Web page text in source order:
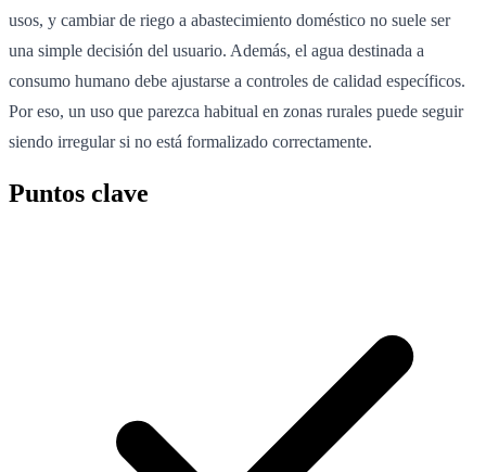
usos, y cambiar de riego a abastecimiento doméstico no suele ser
una simple decisión del usuario. Además, el agua destinada a
consumo humano debe ajustarse a controles de calidad específicos.
Por eso, un uso que parezca habitual en zonas rurales puede seguir
siendo irregular si no está formalizado correctamente.
Puntos clave